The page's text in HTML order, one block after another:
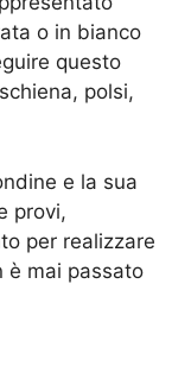
o in bianco
questo
polsi,
e la sua
provi,
per realizzare
è mai passato